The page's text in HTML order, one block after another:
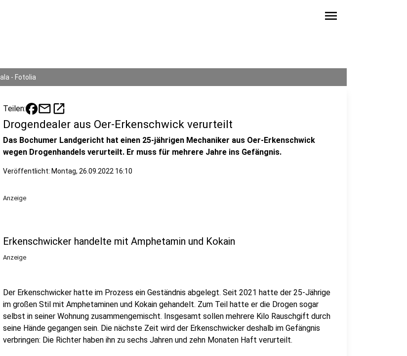
menu
lala - Fotolia
Teilen: mailopen_in_new
Drogendealer aus Oer-Erkenschwick verurteilt
Das Bochumer Landgericht hat einen 25-jährigen Mechaniker aus Oer-Erkenschwick
wegen Drogenhandels verurteilt. Er muss für mehrere Jahre ins Gefängnis.
Veröffentlicht: Montag, 26.09.2022 16:10
Anzeige
Erkenschwicker handelte mit Amphetamin und Kokain
Anzeige
Der Erkenschwicker hatte im Prozess ein Geständnis abgelegt. Seit 2021 hatte der 25-Jährige
im großen Stil mit Amphetaminen und Kokain gehandelt. Zum Teil hatte er die Drogen sogar
selbst in seiner Wohnung zusammengemischt. Insgesamt sollen mehrere Kilo Rauschgift durch
seine Hände gegangen sein. Die nächste Zeit wird der Erkenschwicker deshalb im Gefängnis
verbringen: Die Richter haben ihn zu sechs Jahren und zehn Monaten Haft verurteilt.